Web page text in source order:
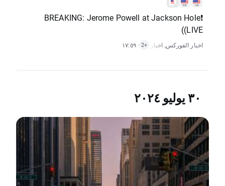
❗BREAKING: Jerome Powell at Jackson Hole
(LIVE)
اخبار الفوركس, اخبار المؤشرات, +2 · ١٧:٥٩
٣٠ يوليو ٢٠٢٤